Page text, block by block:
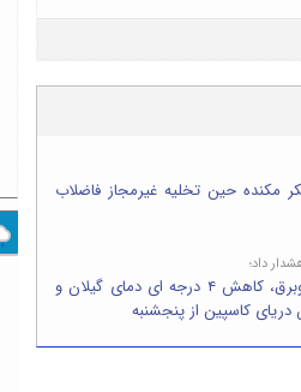
مکنده حین تخلیه غیرمجاز فاضلاب
داد؛
رگبار، رعدوبرق، کاهش ۴ درجه ای دمای گیلان و
کاسپین از پنجشنبه